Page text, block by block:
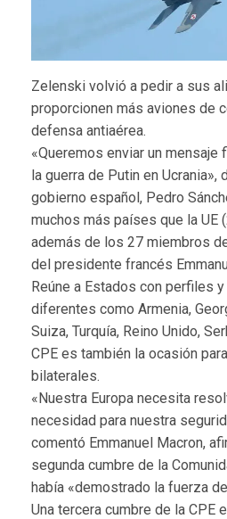
Zelenski volvió a pedir a sus
proporcionen más aviones de
defensa antiaérea.
«Queremos enviar un mensaje
la guerra de Putin en
gobierno español, Pedro
muchos más países que la UE
además de los 27 miembros
del presidente francés
Reúne a Estados con perfiles
diferentes como Armenia,
Suiza, Turquía, Reino Unido,
CPE es también la ocasión
bilaterales.
«Nuestra Europa necesita
necesidad para nuestra
comentó Emmanuel Macron,
segunda cumbre de la
había «demostrado la fuerza
Una tercera cumbre de la CPE